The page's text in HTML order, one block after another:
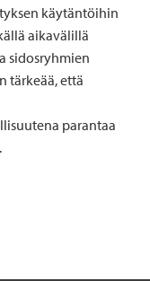
käytäntöihin
aikavälillä
sidosryhmien
tärkeää, että
parantaa